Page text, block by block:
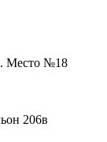
Место №18
206в